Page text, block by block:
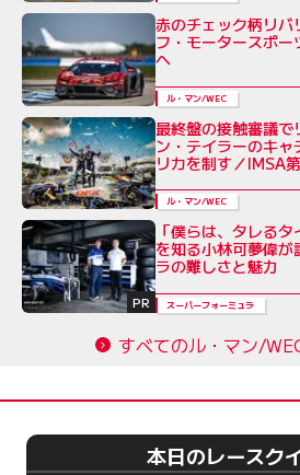
赤のチェック柄リバ
フ・モータースポ
へ
ル・マン/WEC
最終盤の接触審議
ン・テイラーのキ
リカを制す／IMSA
ル・マン/WEC
PR
「僕らは、タレる
を知る小林可夢偉が
ラの難しさと魅力
スーパーフォーミュラ
すべてのル・マン/
本日のレースク